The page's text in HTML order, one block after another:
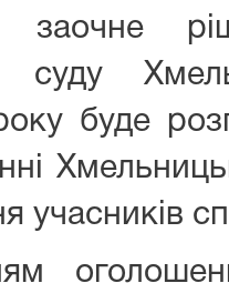
суду
буде
учасників